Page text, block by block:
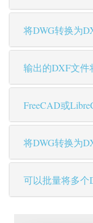
将DWG转换为
输出的DXF文件
FreeCAD或
将DWG转换为
可以批量将多个